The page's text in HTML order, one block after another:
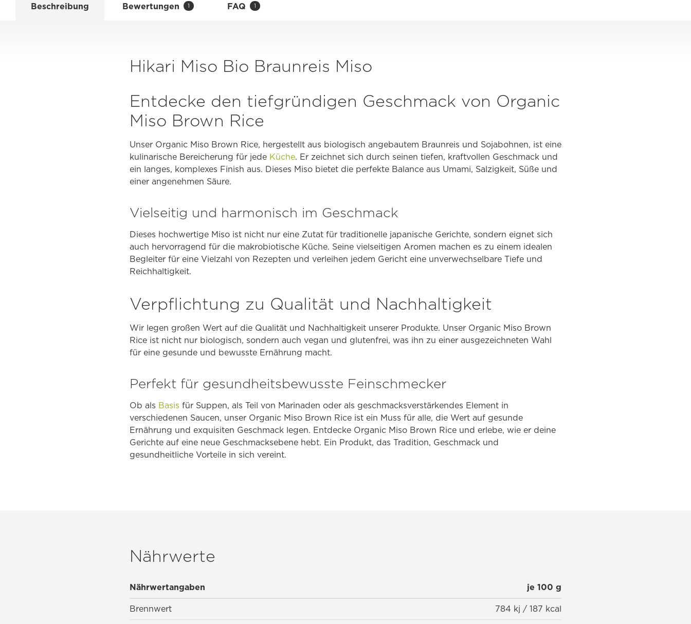
Beschreibung Bewertungen 1 FAQ 1
Hikari Miso Bio Braunreis Miso
Entdecke den tiefgründigen Geschmack von Organic
Miso Brown Rice
Unser Organic Miso Brown Rice, hergestellt aus biologisch angebautem Braunreis und Sojabohnen, ist eine
kulinarische Bereicherung für jede Küche. Er zeichnet sich durch seinen tiefen, kraftvollen Geschmack und
ein langes, komplexes Finish aus. Dieses Miso bietet die perfekte Balance aus Umami, Salzigkeit, Süße und
einer angenehmen Säure.
Vielseitig und harmonisch im Geschmack
Dieses hochwertige Miso ist nicht nur eine Zutat für traditionelle japanische Gerichte, sondern eignet sich
auch hervorragend für die makrobiotische Küche. Seine vielseitigen Aromen machen es zu einem idealen
Begleiter für eine Vielzahl von Rezepten und verleihen jedem Gericht eine unverwechselbare Tiefe und
Reichhaltigkeit.
Verpflichtung zu Qualität und Nachhaltigkeit
Wir legen großen Wert auf die Qualität und Nachhaltigkeit unserer Produkte. Unser Organic Miso Brown
Rice ist nicht nur biologisch, sondern auch vegan und glutenfrei, was ihn zu einer ausgezeichneten Wahl
für eine gesunde und bewusste Ernährung macht.
Perfekt für gesundheitsbewusste Feinschmecker
Ob als Basis für Suppen, als Teil von Marinaden oder als geschmacksverstärkendes Element in
verschiedenen Saucen, unser Organic Miso Brown Rice ist ein Muss für alle, die Wert auf gesunde
Ernährung und exquisiten Geschmack legen. Entdecke Organic Miso Brown Rice und erlebe, wie er deine
Gerichte auf eine neue Geschmacksebene hebt. Ein Produkt, das Tradition, Geschmack und
gesundheitliche Vorteile in sich vereint.
Nährwerte
Nährwertangaben je 100 g
Brennwert 784 kj / 187 kcal